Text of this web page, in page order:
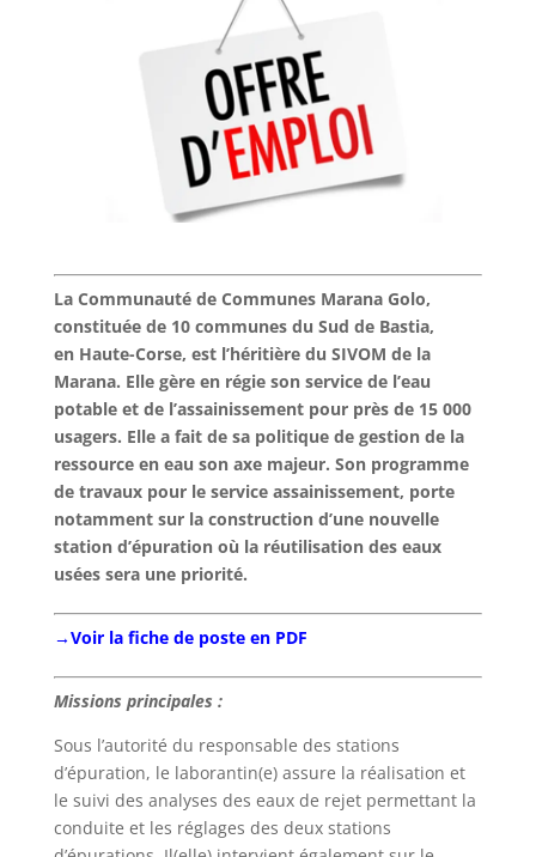
La Communauté de Communes Marana Golo,
constituée de 10 communes du Sud de Bastia,
en Haute-Corse, est l’héritière du SIVOM de la
Marana. Elle gère en régie son service de l’eau
potable et de l’assainissement pour près de 15 000
usagers. Elle a fait de sa politique de gestion de la
ressource en eau son axe majeur. Son programme
de travaux pour le service assainissement, porte
notamment sur la construction d’une nouvelle
station d’épuration où la réutilisation des eaux
usées sera une priorité.
→Voir la fiche de poste en PDF
Missions principales :
Sous l’autorité du responsable des stations
d’épuration, le laborantin(e) assure la réalisation et
le suivi des analyses des eaux de rejet permettant la
conduite et les réglages des deux stations